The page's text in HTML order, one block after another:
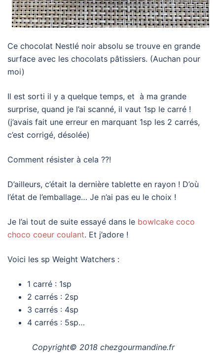
Ce chocolat Nestlé noir absolu se trouve en grande
surface avec les chocolats pâtissiers. (Auchan pour
moi)
Il est sorti il y a quelque temps, et à ma grande
surprise, quand je l’ai scanné, il vaut 1sp le carré !
(j’avais fait une erreur en marquant 1sp les 2 carrés,
c’est corrigé, désolée)
Comment résister à cela ??!
D’ailleurs, c’était la dernière tablette en rayon ! D’où
l’état de l’emballage… Je n’ai pas eu le choix !
Je l’ai tout de suite essayé dans le bowlcake coco
choco coeur coulant. Et j’adore !
Voici les sp Weight Watchers :
1 carré : 1sp
2 carrés : 2sp
3 carrés : 4sp
4 carrés : 5sp…
Copyright© 2018 chezgourmandine.fr